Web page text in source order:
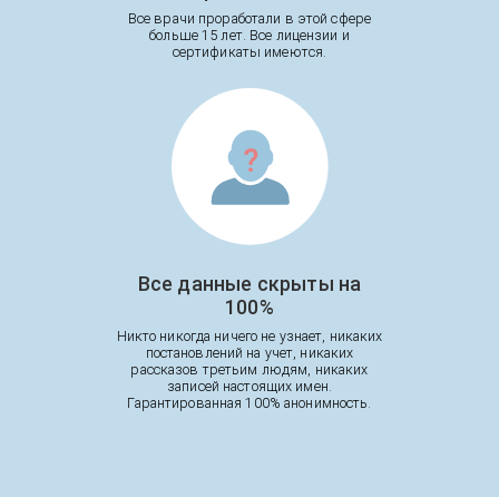
Все врачи проработали в этой сфере
больше 15 лет. Все лицензии и
сертификаты имеются.
Все данные скрыты на
100%
Никто никогда ничего не узнает, никаких
постановлений на учет, никаких
рассказов третьим людям, никаких
записей настоящих имен.
Гарантированная 100% анонимность.